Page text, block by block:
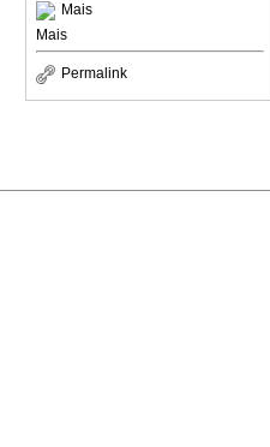
Mais
Mais
Permalink